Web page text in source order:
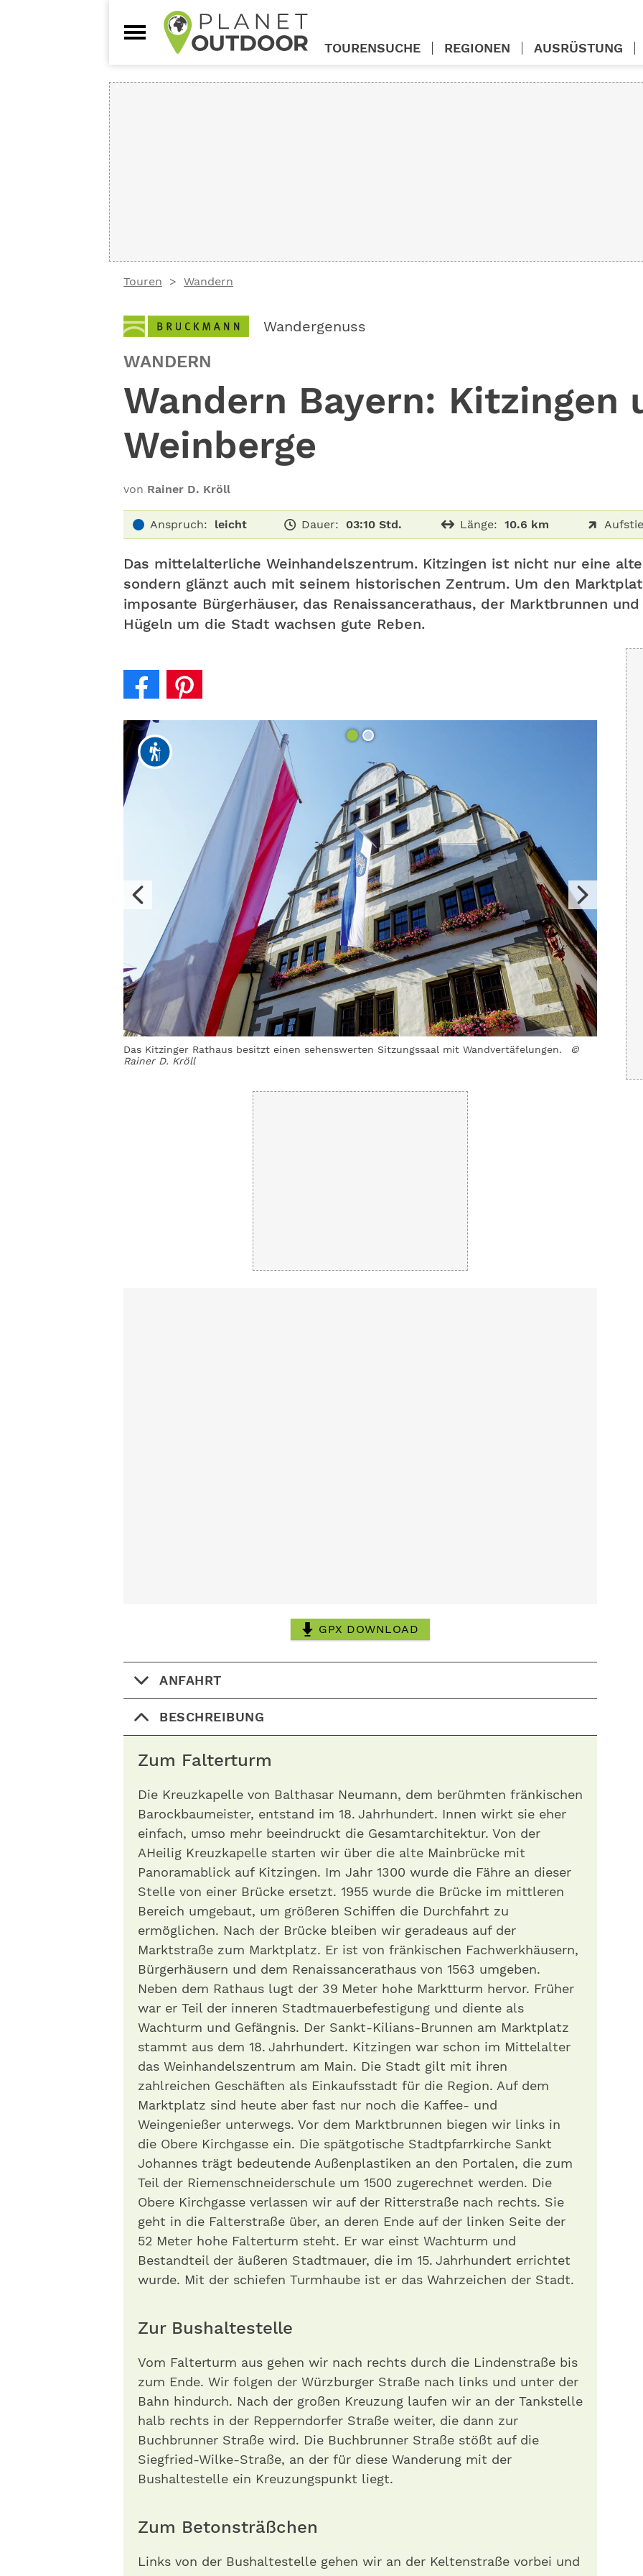
Touren Wandern
Wandergenuss
WANDERN
Wandern Bayern: Kitzingen
Weinberge
von Rainer D. Kröll
Anspruch: leicht Dauer: 03:10 Std. Länge: 10.6 km
Das mittelalterliche Weinhandelszentrum. Kitzingen ist nicht nur eine
sondern glänzt auch mit seinem historischen Zentrum. Um den
imposante Bürgerhäuser, das Renaissancerathaus, der Marktbrunnen
Hügeln um die Stadt wachsen gute Reben.
Das Kitzinger Rathaus besitzt einen sehenswerten Sitzungssaal mit Wandvertäfelungen.
©
Rainer D. Kröll
Die
GPX DOWNLOAD
ANFAHRT
BESCHREIBUNG
Zum Falterturm
Die Kreuzkapelle von Balthasar Neumann, dem berühmten fränkischen
Barockbaumeister, entstand im 18. Jahrhundert. Innen wirkt sie eher
einfach, umso mehr beeindruckt die Gesamtarchitektur. Von der
AHeilig Kreuzkapelle starten wir über die alte Mainbrücke mit
Panoramablick auf Kitzingen. Im Jahr 1300 wurde die Fähre an dieser
Stelle von einer Brücke ersetzt. 1955 wurde die Brücke im mittleren
Bereich umgebaut, um größeren Schiffen die Durchfahrt zu
ermöglichen. Nach der Brücke bleiben wir geradeaus auf der
Marktstraße zum Marktplatz. Er ist von fränkischen Fachwerkhäusern,
Bürgerhäusern und dem Renaissancerathaus von 1563 umgeben.
Neben dem Rathaus lugt der 39 Meter hohe Marktturm hervor. Früher
war er Teil der inneren Stadtmauerbefestigung und diente als
Wachturm und Gefängnis. Der Sankt-Kilians-Brunnen am Marktplatz
stammt aus dem 18. Jahrhundert. Kitzingen war schon im Mittelalter
das Weinhandelszentrum am Main. Die Stadt gilt mit ihren
zahlreichen Geschäften als Einkaufsstadt für die Region. Auf dem
Marktplatz sind heute aber fast nur noch die Kaffee- und
Weingenießer unterwegs. Vor dem Marktbrunnen biegen wir links in
die Obere Kirchgasse ein. Die spätgotische Stadtpfarrkirche Sankt
Johannes trägt bedeutende Außenplastiken an den Portalen, die zum
Teil der Riemenschneiderschule um 1500 zugerechnet werden. Die
Obere Kirchgasse verlassen wir auf der Ritterstraße nach rechts. Sie
geht in die Falterstraße über, an deren Ende auf der linken Seite der
52 Meter hohe Falterturm steht. Er war einst Wachturm und
Bestandteil der äußeren Stadtmauer, die im 15. Jahrhundert errichtet
wurde. Mit der schiefen Turmhaube ist er das Wahrzeichen der Stadt.
Zur Bushaltestelle
Vom Falterturm aus gehen wir nach rechts durch die Lindenstraße bis
zum Ende. Wir folgen der Würzburger Straße nach links und unter der
Bahn hindurch. Nach der großen Kreuzung laufen wir an der Tankstelle
halb rechts in der Repperndorfer Straße weiter, die dann zur
Buchbrunner Straße wird. Die Buchbrunner Straße stößt auf die
Siegfried-Wilke-Straße, an der für diese Wanderung mit der
Bushaltestelle ein Kreuzungspunkt liegt.
Zum Betonsträßchen
Links von der Bushaltestelle gehen wir an der Keltenstraße vorbei und
TOURENSUCHE REGIONEN AUSRÜSTUNG